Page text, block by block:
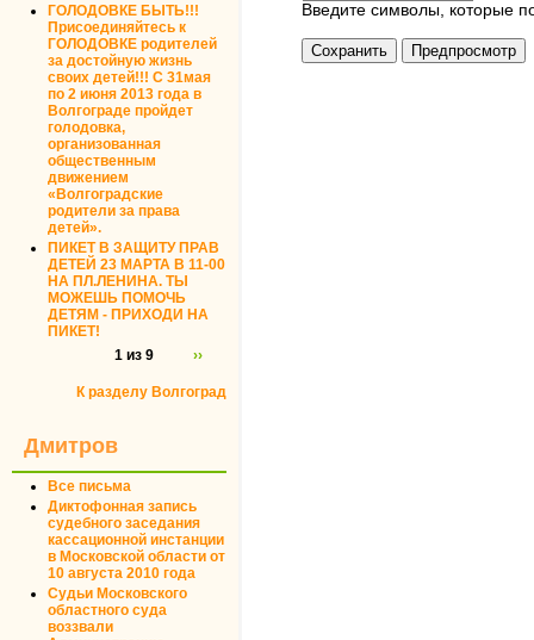
ГОЛОДОВКЕ БЫТЬ!!!
Присоединяйтесь к
ГОЛОДОВКЕ родителей
за достойную жизнь
своих детей!!! С 31мая
по 2 июня 2013 года в
Волгограде пройдет
голодовка,
организованная
общественным
движением
«Волгоградские
родители за права
детей».
ПИКЕТ В ЗАЩИТУ ПРАВ
ДЕТЕЙ 23 МАРТА В 11-00
НА ПЛ.ЛЕНИНА. ТЫ
МОЖЕШЬ ПОМОЧЬ
ДЕТЯМ - ПРИХОДИ НА
ПИКЕТ!
1 из 9
››
К разделу Волгоград
Дмитров
Все письма
Диктофонная запись
судебного заседания
кассационной инстанции
в Московской области от
10 августа 2010 года
Судьи Московского
областного суда
воззвали
Введите символы, которые